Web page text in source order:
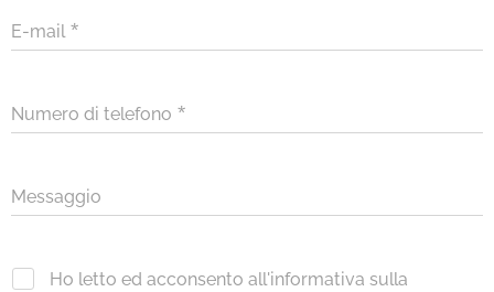
E-mail
Numero di telefono
Messaggio
Ho letto ed acconsento all'informativa sulla